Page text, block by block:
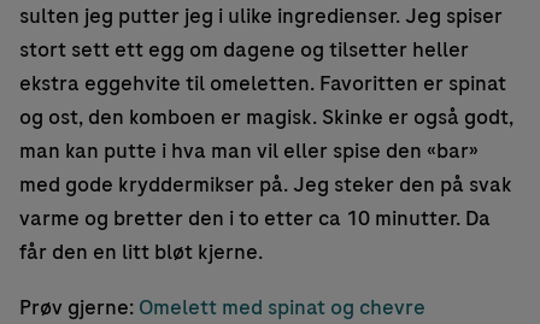
sulten jeg putter jeg i ulike ingredienser. Jeg spiser
stort sett ett egg om dagene og tilsetter heller
ekstra eggehvite til omeletten. Favoritten er spinat
og ost, den komboen er magisk. Skinke er også godt,
man kan putte i hva man vil eller spise den «bar»
med gode kryddermikser på. Jeg steker den på svak
varme og bretter den i to etter ca 10 minutter. Da
får den en litt bløt kjerne.
Prøv gjerne: Omelett med spinat og chevre